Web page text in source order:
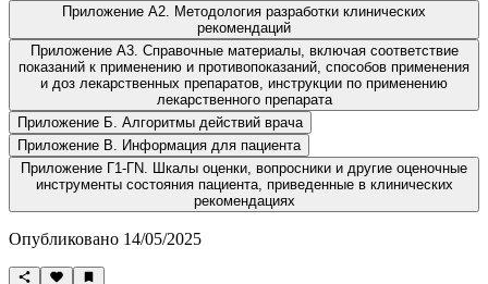
Приложение А2. Методология разработки клинических
рекомендаций
Приложение А3. Справочные материалы, включая соответствие
показаний к применению и противопоказаний, способов применения
и доз лекарственных препаратов, инструкции по применению
лекарственного препарата
Приложение Б. Алгоритмы действий врача
Приложение В. Информация для пациента
Приложение Г1-ГN. Шкалы оценки, вопросники и другие оценочные
инструменты состояния пациента, приведенные в клинических
рекомендациях
Опубликовано 14/05/2025